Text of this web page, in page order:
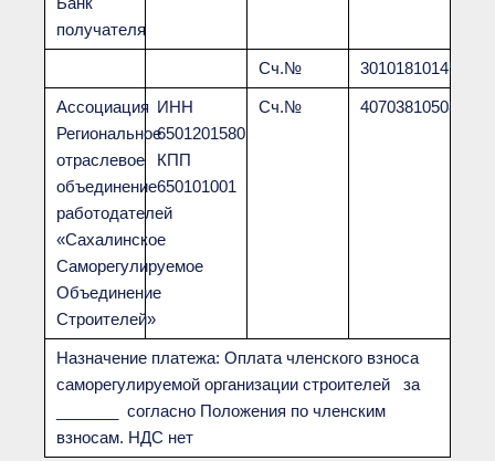
получателя
Сч.№
Ассоциация
Региональное
отраслевое
объединение
работодателей
«Сахалинское
Саморегулируемое
Объединение
Строителей»
ИНН
6501201580
КПП
650101001
Сч.№
Назначение платежа: Оплата членского взноса
саморегулируемой организации строителей за
_______ согласно Положения по членским
взносам. НДС нет